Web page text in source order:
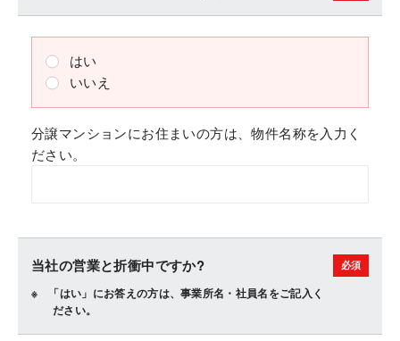
はい
いいえ
分譲マンションにお住まいの方は、物件名称を入力く
ださい。
当社の営業と折衝中ですか?
「はい」にお答えの方は、事業所名・社員名をご記入く
ださい。